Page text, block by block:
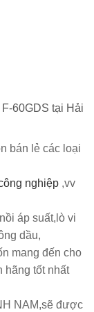
60GDS tại Hải
bán lẻ các loại
nghiệp ,vv
áp suất,lò vi
dầu,
mang đến cho
hãng tốt nhất
NAM,sẽ được